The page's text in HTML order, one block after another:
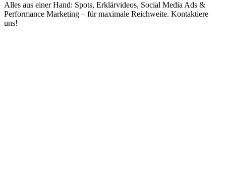
Alles aus einer Hand: Spots, Erklärvideos, Social Media Ads &
Performance Marketing – für maximale Reichweite. Kontaktiere
uns!